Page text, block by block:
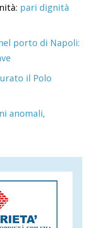
pari dignità
porto di Napoli:
il Polo
anomali,